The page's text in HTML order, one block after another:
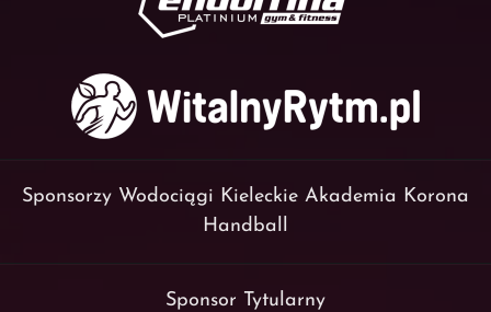
Sponsorzy Wodociągi Kieleckie Akademia Korona
Handball
Sponsor Tytularny